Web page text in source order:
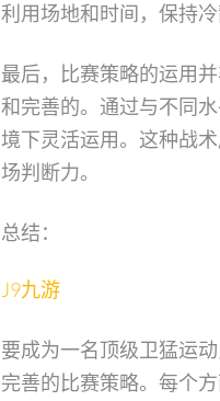
利用场地和时间，保持
最后，比赛策略的运用
和完善的。通过与不同
境下灵活运用。这种战
场判断力。
总结：
J9九游
要成为一名顶级卫猛运
完善的比赛策略。每个